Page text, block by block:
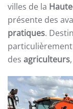
villes de la
présente des
pratiques.
des agriculteurs